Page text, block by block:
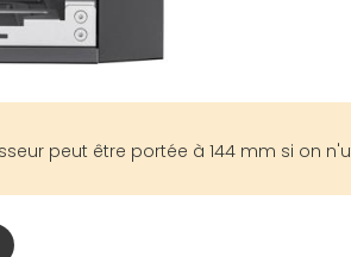
peut être portée à 144 mm si on